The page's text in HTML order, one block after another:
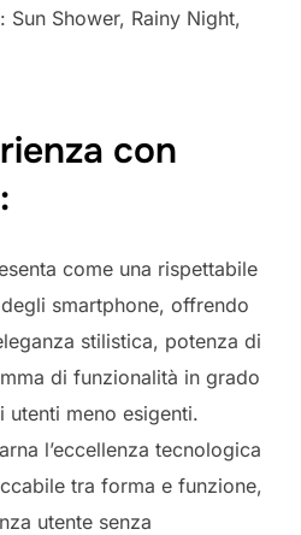
: Sun Shower, Rainy Night,
con
come una rispettabile
smartphone, offrendo
stilistica, potenza di
di funzionalità in grado
meno esigenti.
l’eccellenza tecnologica
tra forma e funzione,
utente senza